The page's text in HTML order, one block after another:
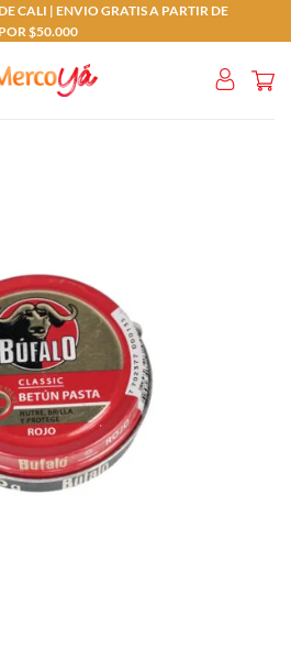
CALI | ENVIO GRATIS A PARTIR DE
$50.000